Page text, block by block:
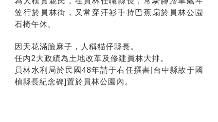
笠行於員林街，又常穿汗衫手持巴蕉扇於員林公園
石椅午休。
因天花滿臉麻子，人稱貓仔縣長。
任內2大政績為土地改革及修建員林大排。
員林水利局於民國48年請于右任撰書[台中縣故于國
楨縣長紀念碑]置於員林公園內。